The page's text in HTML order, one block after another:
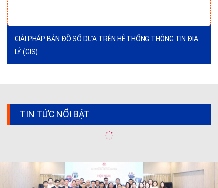
GIẢI PHÁP BẢN ĐỒ SỐ DỰA TRÊN HỆ THỐNG THÔNG TIN ĐỊA
LÝ (GIS)
TIN TỨC NỔI BẬT